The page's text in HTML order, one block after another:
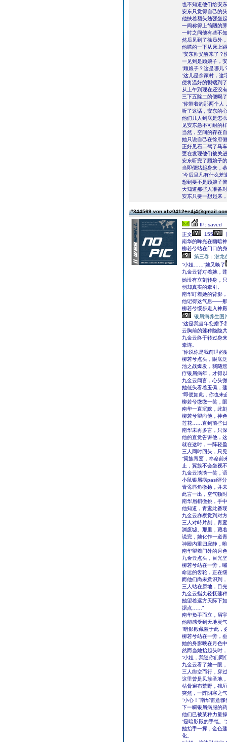
也不知道他们给安
安东只觉得自己的
他扶着额头勉强坐
一间称得上简陋的
一时之间他有些不
然后见到了徐员外
他腾的一下从床上
“安东师父醒来了？
一见到是顾娘子，
“顾娘子？这是哪儿
“这儿是余家村，这
便将温好的粥端到
从上午到现在还没
三下五除二的便喝
“你带着的那两个人
听了这话，安东的
他们几人到底是怎
见安东急不可耐的
当然，空间的存在
她只说自己在徐府
正好见石二驾了马
更在发现他们被关
安东听完了顾娘子
当即便站起身来，
“今后旦凡有什么差
想到要不是顾娘子
天知道那些人准备
安东只要一想起来
#344569 von
IP: saved
正文
155
南华的眸光在幽暗
柳若兮站在门口的
第三卷：潜龙
“小姐……”她又唤了
九金云背对着她，
她没有立刻转身，
弱却真实的牵引。
南华盯着她的背影
他记得这气息――那
柳若兮缓步走入神
银屑病养生图
“这是我当年您赠予
云胸前的莲种隐隐
九金云终于转过身
牵连。
“你说你是我前世的
柳若兮点头，眼底
池之战爆发，我随
疗银屑病年，才得
九金云闻言，心头
她低头看着玉佩，
“即便如此，你也未
柳若兮微微一笑，
南华一直沉默，此
柳若兮望向他，神
莲花……直到前些日
南华未再多言，只
他的直觉告诉他，
就在这时，一阵轻
三人同时回头，只
“翼族青鸾，奉命前
止，翼族不会坐视
九金云淡淡一笑，
小鼠银屑病pasi评分
青鸾唇角微扬，并
此言一出，空气顿
南华眉梢微挑，手
他知道，青鸾此番
九金云亦察觉到对
三人对峙片刻，青
渊废墟。那里，藏
说完，她化作一道
神殿内重归寂静，
南华望着门外的月
九金云点头，目光
柳若兮站在一旁，
命运的齿轮，正在
而他们尚未意识到
三人站在原地，目
九金云指尖轻抚莲
她望着远方天际下
据点……”
南华负手而立，眉
他能感受到天地灵
“暗影殿藏匿于此，
柳若兮站在一旁，
她的身影映在月色
然而当她抬起头时
“小姐，我随你们同
九金云看了她一眼
三人御空而行，穿
这里曾是凤族圣地
枯骨遍布荒野，残
突然，一阵阴寒之
“小心！”南华雷意
下一瞬银屑病服的
他们已被某种力量
“是暗影殿的手笔。
她抬手一挥，金色
化。